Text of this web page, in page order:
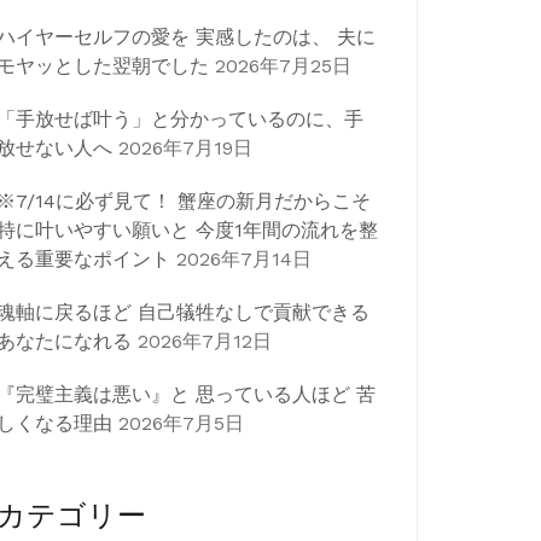
イヤーセルフの愛を 実感したのは、 夫に
ヤッとした翌朝でした 2026年7月25日
手放せば叶う」と分かっているのに、手
せない人へ 2026年7月19日
14に必ず見て！ 蟹座の新月だからこそ
に叶いやすい願いと 今度1年間の流れを整
る重要なポイント 2026年7月14日
軸に戻るほど 自己犠牲なしで貢献できる
なたになれる 2026年7月12日
完璧主義は悪い』と 思っている人ほど 苦
くなる理由 2026年7月5日
テゴリー